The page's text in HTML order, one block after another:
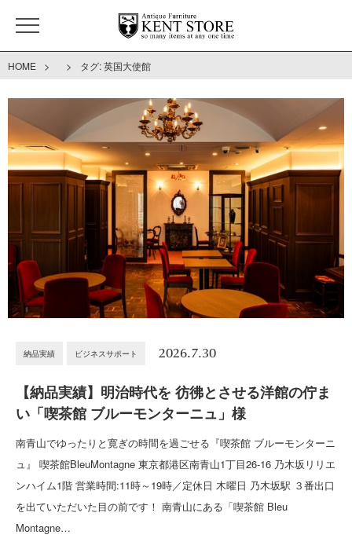
HOME > > タグ:英国大使館
納品実績 ビジネスサポート 2026.7.30
【納品実績】明治時代を 彷彿とさせる洋館の佇ま
い「喫茶館 ブルーモンターニュ」様
南青山でゆったりと寛ぎの時間を過ごせる『喫茶館 ブルーモンターニ
ュ』 喫茶館BleuMontagne 東京都港区南青山1丁目26-16 乃木坂リリエ
ンハイム1階 営業時間:11時～19時／定休日 木曜日 乃木坂駅 ３番出口
を出ていただいた目の前です！ 南青山にある「喫茶館 Bleu
Montagne…